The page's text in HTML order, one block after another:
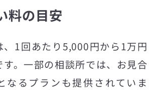
料の目安
、1回あたり5,000円から1万円
。一部の相談所では、お見合
なるプランも提供されていま